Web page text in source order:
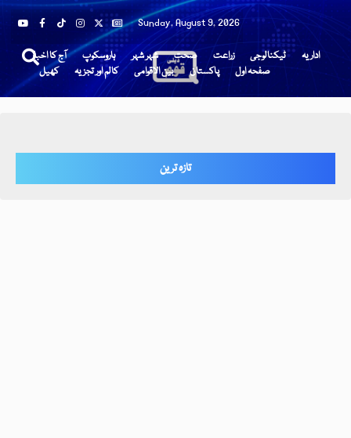
Sunday, August 9, 2026
آج کا اخبار ہاروسکوپ شہر شہر صحت زراعت ٹیکنالوجی
اداریہ
کھیل
کالم اور تجزیہ بین الاقوامی پاکستان صفحہ اول
تازہ ترین